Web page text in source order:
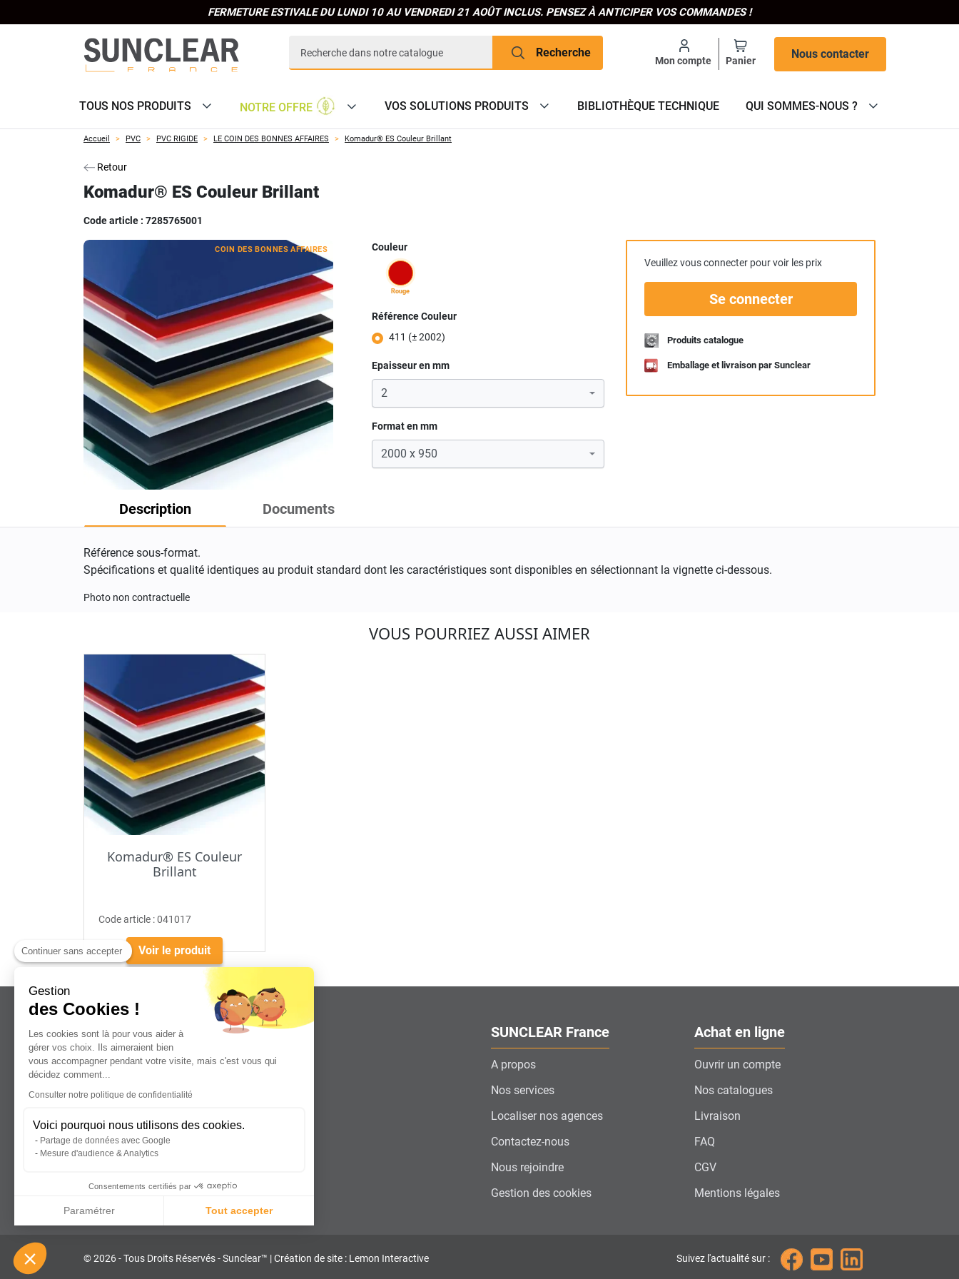
FERMETURE ESTIVALE DU LUNDI 10 AU VENDREDI 21 AOÛT INCLUS. PENSEZ À ANTICIPER VOS COMMANDES !
Recherche
Mon compte Panier
Nous contacter
TOUS NOS PRODUITS NOTRE OFFRE VOS SOLUTIONS PRODUITS BIBLIOTHÈQUE TECHNIQUE QUI SOMMES-NOUS ?
Accueil PVC PVC RIGIDE LE COIN DES BONNES AFFAIRES Komadur® ES Couleur Brillant
Retour
Komadur® ES Couleur Brillant
Code article : 7285765001
COIN DES BONNES AFFAIRES Couleur
rouge
Référence Couleur
411 (± 2002)
Epaisseur en mm
Format en mm
Veuillez vous connecter pour voir les prix
Se connecter
Produits catalogue
Emballage et livraison par Sunclear
Description Documents
Référence sous-format.
Spécifications et qualité identiques au produit standard dont les caractéristiques sont disponibles en sélectionnant la vignette ci-dessous.
Photo non contractuelle
VOUS POURRIEZ AUSSI AIMER
Komadur® ES Couleur
Brillant
Code article :041017
Voir le produit
Leader dans la distribution de plaques
pour professionnels.
SUNCLEAR France
A propos
Nos services
Localiser nos agences
Contactez-nous
Nous rejoindre
Gestion des cookies
Achat en ligne
Ouvrir un compte
Nos catalogues
Livraison
FAQ
CGV
Mentions légales
© 2026 - Tous Droits Réservés - Sunclear™ |Création de site : Lemon Interactive Suivez l'actualité sur :
Continuer sans accepter
Gestion
des Cookies !
Les cookies sont là pour vous aider à
gérer vos choix. Ils aimeraient bien
vous accompagner pendant votre visite, mais c'est vous qui
décidez comment...
Consulter notre politique de confidentialité
Voici pourquoi nous utilisons des cookies.
Partage de données avec Google
Mesure d'audience & Analytics
Consentements certifiés par
Paramétrer
Tout accepter
Notre plateforme vous permet d'adapter et de gérer vos paramètres de confidentialité, en garantissant la conformité avec les réglementations. Personnalisez vos préférences pour contrôler la manière dont